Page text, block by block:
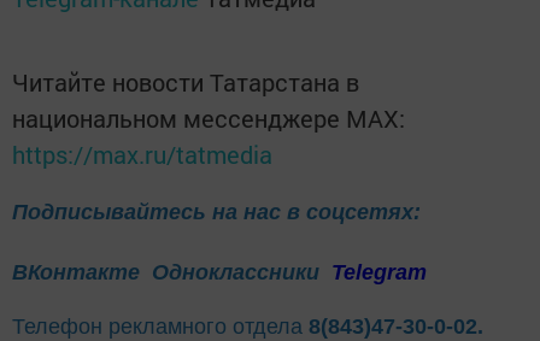
Читайте новости Татарстана в
национальном мессенджере MАХ:
https://max.ru/tatmedia
Подписывайтесь на нас в соцсетях:
ВКонтакте Одноклассники Telegram
Телефон рекламного отдела 8(843)47-30-0-02.